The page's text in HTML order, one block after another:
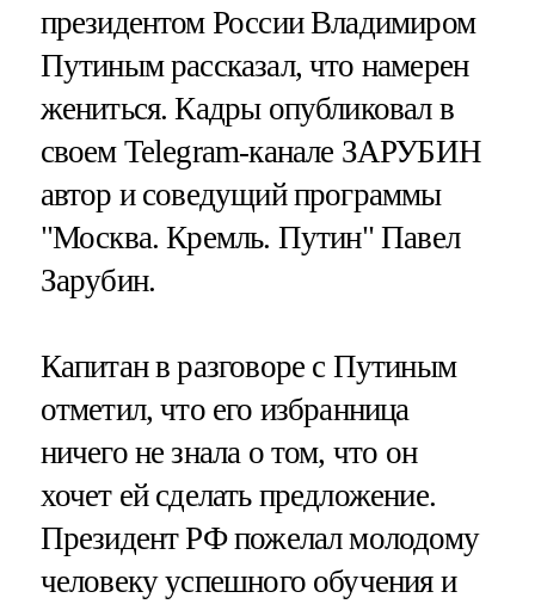
президентом России Владимиром
Путиным рассказал, что намерен
жениться. Кадры опубликовал в
своем Telegram-канале ЗАРУБИН
автор и соведущий программы
"Москва. Кремль. Путин" Павел
Зарубин.
Капитан в разговоре с Путиным
отметил, что его избранница
ничего не знала о том, что он
хочет ей сделать предложение.
Президент РФ пожелал молодому
человеку успешного обучения и